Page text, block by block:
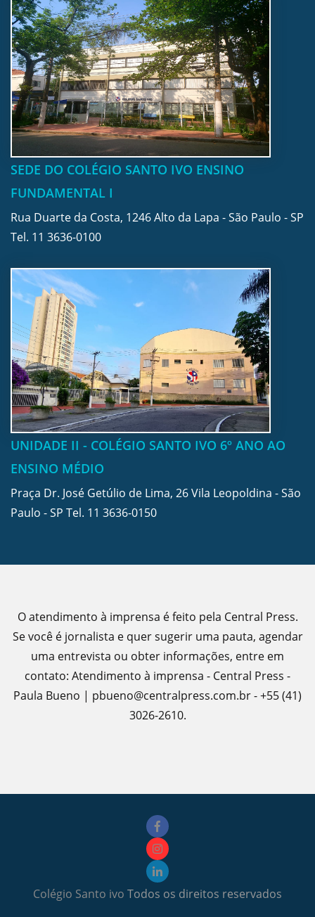
SEDE DO COLÉGIO SANTO IVO ENSINO
FUNDAMENTAL I
Rua Duarte da Costa, 1246 Alto da Lapa - São Paulo - SP
Tel. 11 3636-0100
UNIDADE II - COLÉGIO SANTO IVO 6º ANO AO
ENSINO MÉDIO
Praça Dr. José Getúlio de Lima, 26 Vila Leopoldina - São
Paulo - SP Tel. 11 3636-0150
O atendimento à imprensa é feito pela Central Press.
Se você é jornalista e quer sugerir uma pauta, agendar
uma entrevista ou obter informações, entre em
contato: Atendimento à imprensa - Central Press -
Paula Bueno | pbueno@centralpress.com.br - +55 (41)
3026-2610.
Colégio Santo ivo Todos os direitos reservados